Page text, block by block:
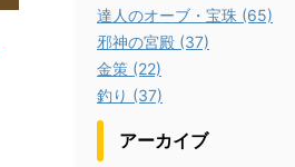
達人のオーブ・宝珠 (65)
邪神の宮殿 (37)
金策 (22)
釣り (37)
アーカイブ